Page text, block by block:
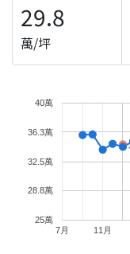
29.8
萬/坪
7月 11月
25萬
28.8萬
32.5萬
36.3萬
40萬